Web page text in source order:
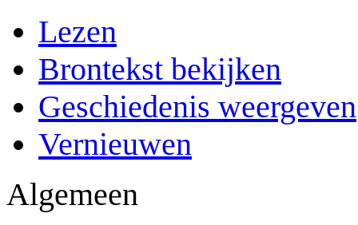
Lezen
Brontekst bekijken
Geschiedenis weergeven
Vernieuwen
Algemeen